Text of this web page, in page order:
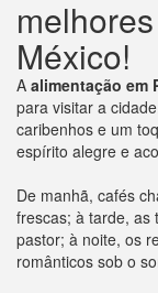
México!
A alimentação em
para visitar a
caribenhos e um
espírito alegre e
De manhã, cafés
frescas; à tarde, as
pastor; à noite, os
românticos sob o